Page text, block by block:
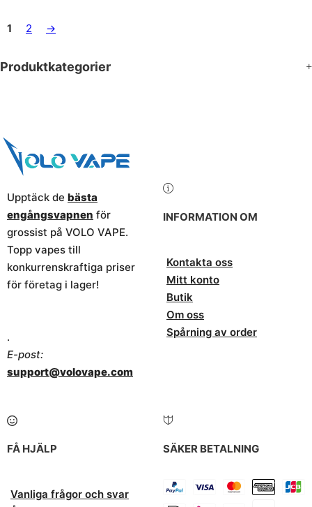
1 2 →
Produktkategorier
Upptäck de bästa
engångsvapnen för
grossist på VOLO VAPE.
Topp vapes till
konkurrenskraftiga priser
för företag i lager!
.
E-post:
support@volovape.com
INFORMATION OM
Kontakta oss
Mitt konto
Butik
Om oss
Spårning av order
FÅ HJÄLP
Vanliga frågor och svar
SÄKER BETALNING